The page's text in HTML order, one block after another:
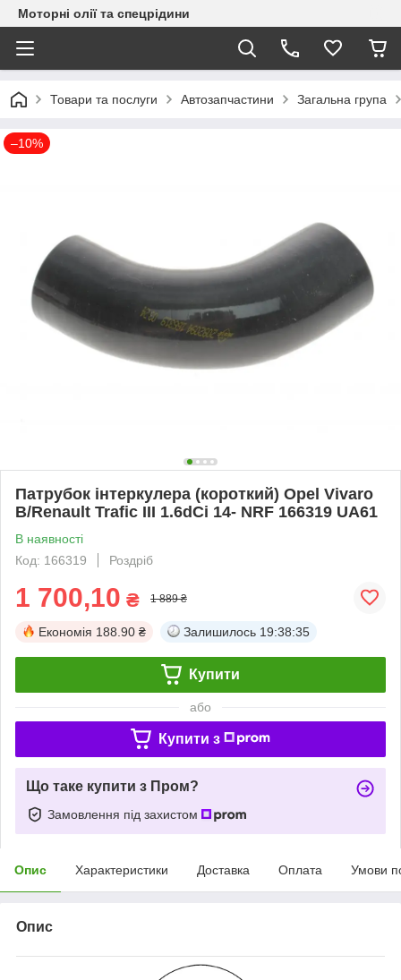
Моторні олії та спецрідини
Товари та послуги Автозапчастини Загальна група
–10%
Патрубок інтеркулера (короткий) Opel Vivaro
B/Renault Trafic III 1.6dCi 14- NRF 166319 UA61
В наявності
Код: 166319
Роздріб
1 700,10 ₴ 1 889 ₴
Економія 188.90 ₴ Залишилось 19:38:35
Купити
або
Купити з
Що таке купити з Пром?
Замовлення під захистом
Опис Характеристики Доставка Оплата Умови
Опис